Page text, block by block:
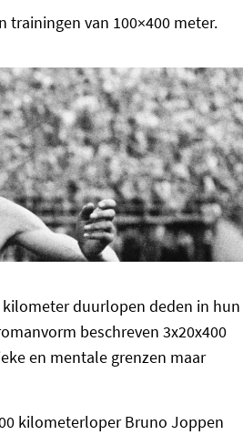
trainingen van 100×400 meter.
kilometer duurlopen deden in hun
beschreven 3x20x400
en mentale grenzen maar
kilometerloper Bruno Joppen